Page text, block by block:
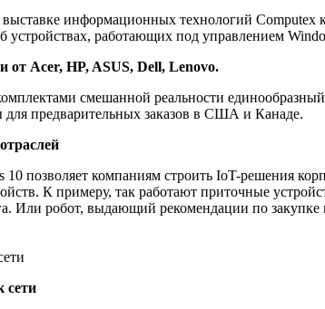
информационных технологий
устройствах, работающих под управлением
Acer, HP, ASUS, Dell, Lenovo.
смешанной реальности
предварительных заказов в США и Канаде.
позволяет компаниям строить IoT-решения
К примеру, так работают приточные
Или робот, выдающий рекомендации по закупке
сети